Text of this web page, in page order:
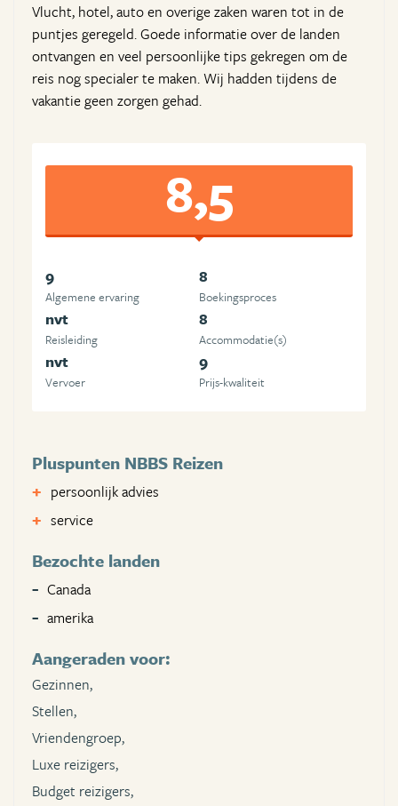
Vlucht, hotel, auto en overige zaken waren tot in de
puntjes geregeld. Goede informatie over de landen
ontvangen en veel persoonlijke tips gekregen om de
reis nog specialer te maken. Wij hadden tijdens de
vakantie geen zorgen gehad.
8,5
9
Algemene ervaring
8
Boekingsproces
nvt
Reisleiding
8
Accommodatie(s)
nvt
Vervoer
9
Prijs-kwaliteit
Pluspunten NBBS Reizen
persoonlijk advies
service
Bezochte landen
Canada
amerika
Aangeraden voor:
Gezinnen,
Stellen,
Vriendengroep,
Luxe reizigers,
Budget reizigers,